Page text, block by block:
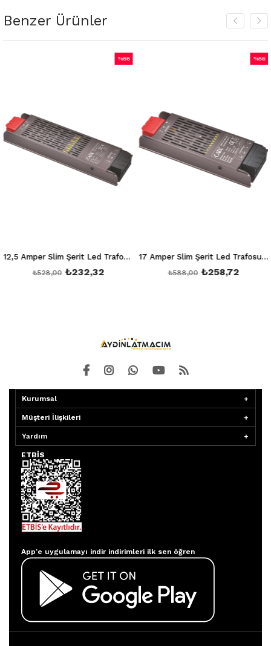
Benzer Ürünler
12,5 Amper Slim Şerit Led Trafosu 150W 12V 10M Sessiz Ct 2560
₺232,32
₺528,00
17 Amper Slim Şerit Led Trafosu 200W 12V 16M Sessizct 2561
₺258,72
₺588,00
Kurumsal
Müşteri İlişkileri
Yardım
ETBİS
App’e uygulamayı indir indirimleri ilk sen öğren